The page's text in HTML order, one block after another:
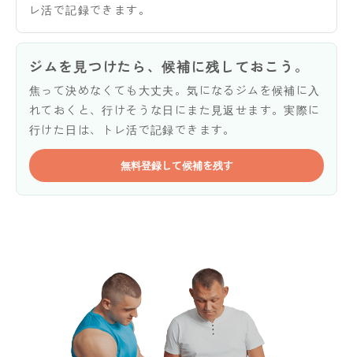
レ活で記録できます。
ジムを見つけたら、候補に残しておこう。
焦って決めなくても大丈夫。気になるジムを候補に入
れておくと、行けそうな日にまた見返せます。実際に
行けた日は、トレ活で記録できます。
無料登録して候補を残す